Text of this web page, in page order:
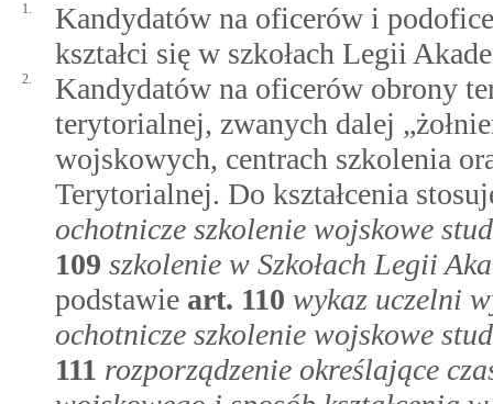
1.
Kandydatów na oficerów i
kształci się w szkołach Legii
2.
Kandydatów na oficerów obrony
terytorialnej, zwanych dalej
wojskowych, centrach szkolenia
Terytorialnej. Do kształcenia
ochotnicze szkolenie wojskowe
109 szkolenie w Szkołach Legii
podstawie art. 110 wykaz uczelni
ochotnicze szkolenie wojskowe
111 rozporządzenie określające